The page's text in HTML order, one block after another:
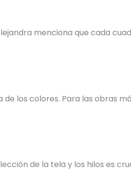
menciona que cada
los colores. Para las obras
de la tela y los hilos es